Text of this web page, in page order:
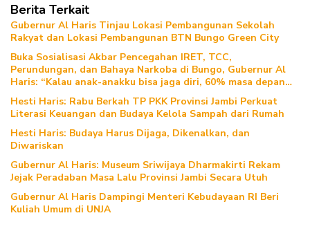
Berita Terkait
Gubernur Al Haris Tinjau Lokasi Pembangunan Sekolah
Rakyat dan Lokasi Pembangunan BTN Bungo Green City
Buka Sosialisasi Akbar Pencegahan IRET, TCC,
Perundungan, dan Bahaya Narkoba di Bungo, Gubernur Al
Haris: “Kalau anak-anakku bisa jaga diri, 60% masa depan
sudah ada di tangan”
Hesti Haris: Rabu Berkah TP PKK Provinsi Jambi Perkuat
Literasi Keuangan dan Budaya Kelola Sampah dari Rumah
Hesti Haris: Budaya Harus Dijaga, Dikenalkan, dan
Diwariskan
Gubernur Al Haris: Museum Sriwijaya Dharmakirti Rekam
Jejak Peradaban Masa Lalu Provinsi Jambi Secara Utuh
Gubernur Al Haris Dampingi Menteri Kebudayaan RI Beri
Kuliah Umum di UNJA